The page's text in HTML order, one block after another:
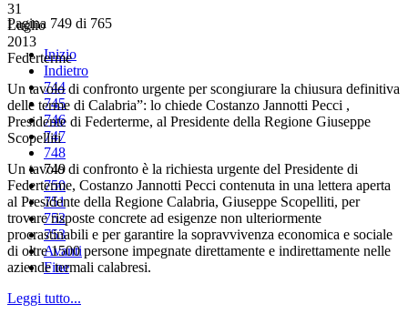
31
Luglio
2013
Federterme
Un tavolo di confronto urgente per scongiurare la chiusura definitiva
delle terme di Calabria”: lo chiede Costanzo Jannotti Pecci ,
Presidente di Federterme, al Presidente della Regione Giuseppe
Scopelliti
Un tavolo di confronto è la richiesta urgente del Presidente di
Federterme, Costanzo Jannotti Pecci contenuta in una lettera aperta
al Presidente della Regione Calabria, Giuseppe Scopelliti, per
trovare risposte concrete ad esigenze non ulteriormente
procrastinabili e per garantire la sopravvivenza economica e sociale
di oltre 1500 persone impegnate direttamente e indirettamente nelle
aziende termali calabresi.
Leggi tutto...
Pagina 749 di 765
Inizio
Indietro
744
745
746
747
748
749
750
751
752
753
Avanti
Fine